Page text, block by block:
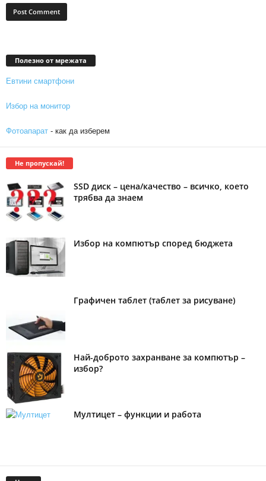
Полезно от мрежата
Евтини смартфони
Избор на монитор
Фотоапарат - как да изберем
Не пропускай!
SSD диск – цена/качество – всичко, което
трябва да знаем
Избор на компютър според бюджета
Графичен таблет (таблет за рисуване)
Най-доброто захранване за компютър –
избор?
Мултицет – функции и работа